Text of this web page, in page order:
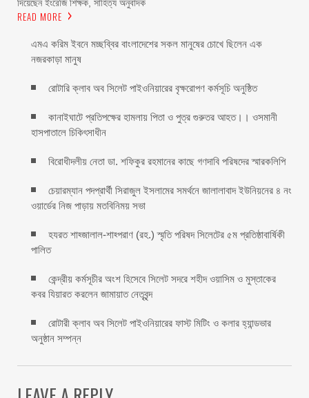
দিয়েছেন ইংরেজি শিক্ষক, সাহিত্য অনুবাদক
READ MORE
এমএ করিম ইবনে মচ্ছব্বির বাংলাদেশের সকল মানুষের চোখে ছিলেন এক
নজরকাড়া মানুষ ‎
রোটারি ক্লাব অব সিলেট পাইওনিয়ারের বৃক্ষরোপণ কর্মসূচি অনুষ্ঠিত
কানাইঘাটে প্রতিপক্ষের হামলায় পিতা ও পুত্র গুরুতর আহত।। ওসমানী
হাসপাতালে চিকিৎসাধীন
বিরোধীদলীয় নেতা ডা. শফিকুর রহমানের কাছে গণদাবি পরিষদের স্মারকলিপি ‎
চেয়ারম্যান পদপ্রার্থী সিরাজুল ইসলামের সমর্থনে জালালাবাদ ইউনিয়নের ৪ নং
ওয়ার্ডের নিজ পাড়ায় মতবিনিময় সভা
হযরত শাহ্জালাল-শাহ্পরাণ (রহ.) স্মৃতি পরিষদ সিলেটের ৫ম প্রতিষ্ঠাবার্ষিকী
পালিত ‎​
কেন্দ্রীয় কর্মসূচীর অংশ হিসেবে সিলেট সদরে শহীদ ওয়াসিম ও মুস্তাকের
কবর যিয়ারত করলেন জামায়াত নেতৃবৃন্দ ‎
রোটারী ক্লাব অব সিলেট পাইওনিয়ারের ফাস্ট মিটিং ও কলার হ্যান্ডভার
অনুষ্ঠান সম্পন্ন